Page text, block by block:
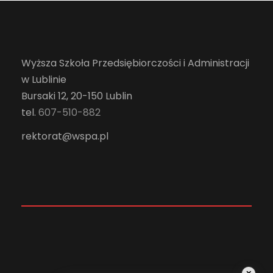
Wyższa Szkoła Przedsiębiorczości i Administracji
w Lublinie
Bursaki 12, 20-150 Lublin
tel. 607-510-882
rektorat@wspa.pl